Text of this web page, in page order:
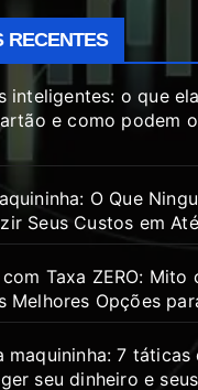
RECENTES
inteligentes: o que
e como podem
O Que
Seus Custos em
Taxa ZERO: Mito
Melhores Opções
maquininha: 7
seu dinheiro e